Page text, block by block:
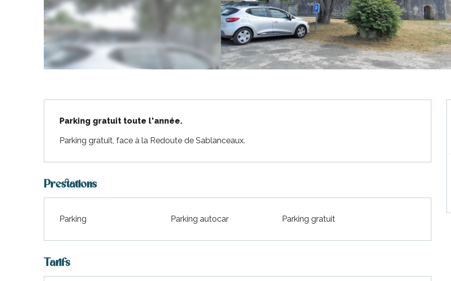
Plage-en-
Clément-
sur-
Marie-de-Ré
Parking gratuit toute l'année.
Parking gratuit, face à la Redoute de Sablanceaux.
Prestations
Parking Parking autocar Parking gratuit
Tarifs